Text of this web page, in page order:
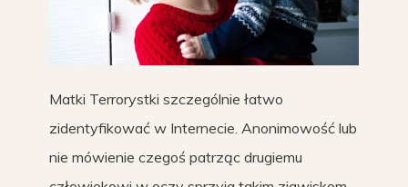
Matki Terrorystki szczególnie łatwo
zidentyfikować w Internecie. Anonimowość lub
nie mówienie czegoś patrząc drugiemu